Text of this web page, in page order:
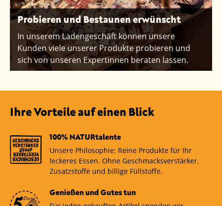
Probieren und Bestaunen erwünscht
In unserem Ladengeschäft können unsere
Kunden viele unserer Produkte probieren und
sich von unseren Expertinnen beraten lassen.
Ihre Vorteile auf einen Blick
100% NATURtalente
Unsere Philosophie: Reine Produkte für Ihr
leckeres Essen. Ohne Geschmacksverstärker,
Zusatzstoffe und billige Füllstoffe.
Genießen und Gutes tun